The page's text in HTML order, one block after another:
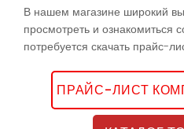
+7(727)
+7(727)
+7(776)
+7(747)
В нашем магазине широкий
просмотреть и ознакомиться
потребуется скачать прайс-
ПРАЙС-ЛИСТ